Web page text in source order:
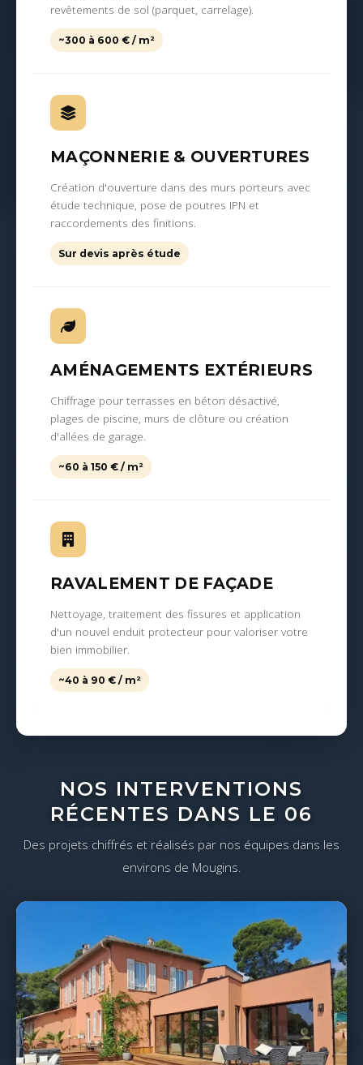
revêtements de sol (parquet, carrelage).
~300 à 600 € / m²
MAÇONNERIE & OUVERTURES
Création d'ouverture dans des murs porteurs avec
étude technique, pose de poutres IPN et
raccordements des finitions.
Sur devis après étude
AMÉNAGEMENTS EXTÉRIEURS
Chiffrage pour terrasses en béton désactivé,
plages de piscine, murs de clôture ou création
d'allées de garage.
~60 à 150 € / m²
RAVALEMENT DE FAÇADE
Nettoyage, traitement des fissures et application
d'un nouvel enduit protecteur pour valoriser votre
bien immobilier.
~40 à 90 € / m²
NOS INTERVENTIONS
RÉCENTES DANS LE 06
Des projets chiffrés et réalisés par nos équipes dans les
environs de Mougins.